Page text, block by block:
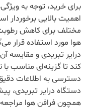
برای خرید، توجه به
اهمیت بالایی برخوردار
مختلف برای کاهش
هوا مورد استفاده قرار
درایر تبریدی و مقایسه
کند تا گزینه‌ای مناسب
دسترسی به اطلاعات
دستگاه درایر تبریدی،
همچون فرافن هوا